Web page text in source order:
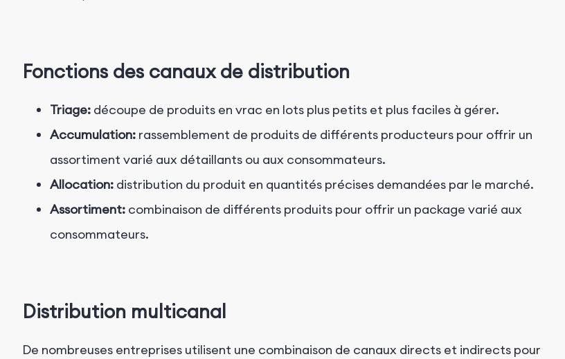
Fonctions des canaux de distribution
Triage: découpe de produits en vrac en lots plus petits et plus faciles à gérer.
Accumulation: rassemblement de produits de différents producteurs pour offrir un
assortiment varié aux détaillants ou aux consommateurs.
Allocation: distribution du produit en quantités précises demandées par le marché.
Assortiment: combinaison de différents produits pour offrir un package varié aux
consommateurs.
Distribution multicanal
De nombreuses entreprises utilisent une combinaison de canaux directs et indirects pour